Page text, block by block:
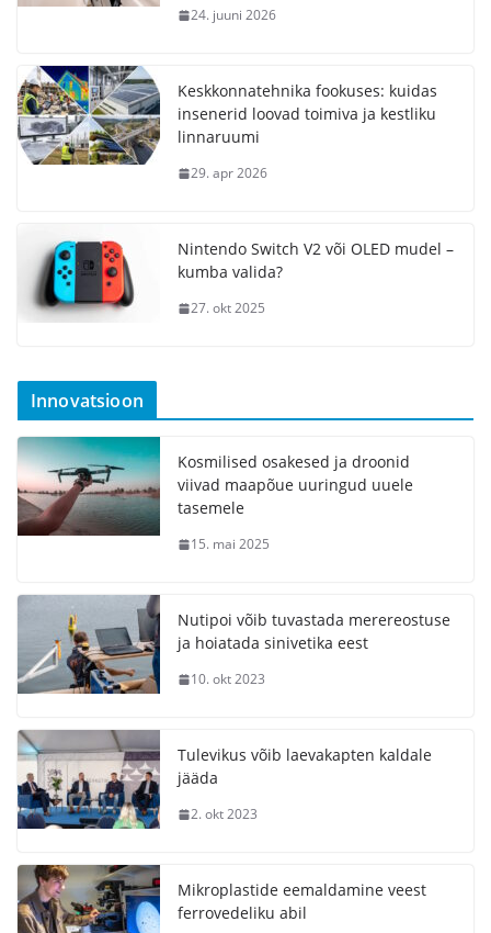
24. juuni 2026
Keskkonnatehnika fookuses: kuidas
insenerid loovad toimiva ja kestliku
linnaruumi
29. apr 2026
Nintendo Switch V2 või OLED mudel –
kumba valida?
27. okt 2025
Innovatsioon
Kosmilised osakesed ja droonid
viivad maapõue uuringud uuele
tasemele
15. mai 2025
Nutipoi võib tuvastada merereostuse
ja hoiatada sinivetika eest
10. okt 2023
Tulevikus võib laevakapten kaldale
jääda
2. okt 2023
Mikroplastide eemaldamine veest
ferrovedeliku abil